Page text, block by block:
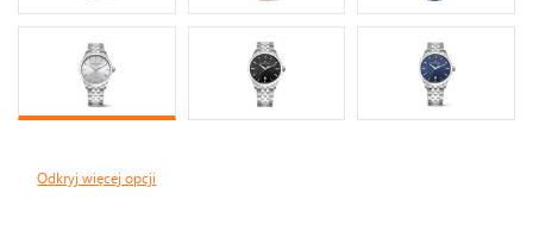
Odkryj więcej opcji